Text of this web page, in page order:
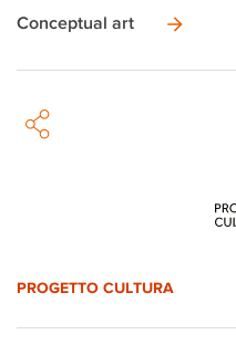
Conceptual art
PROGETTO CULTURA